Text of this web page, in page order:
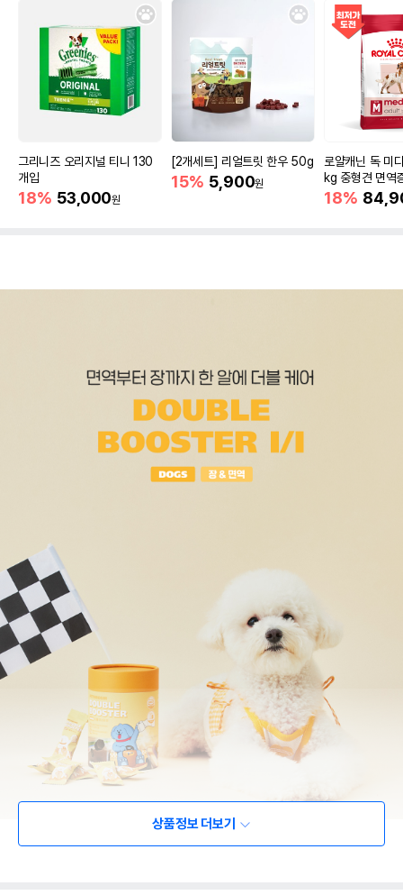
그리니즈 오리지널 티니 130
개입
18% 53,000원
[2개세트] 리얼트릿 한우 50g
15% 5,900원
로얄캐닌 독 미
kg 중형견 면역
18%
상품정보 더보기